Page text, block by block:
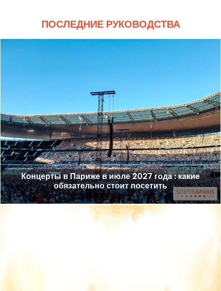
ПОСЛЕДНИЕ РУКОВОДСТВА
Концерты в Париже в июле 2027 года : какие
обязательно стоит посетить